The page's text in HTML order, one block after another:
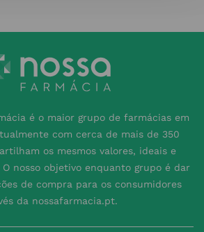
é o maior grupo de farmácias em
com cerca de mais de 350
os mesmos valores, ideais e
nosso objetivo enquanto grupo é dar
de compra para os consumidores
da nossafarmacia.pt.